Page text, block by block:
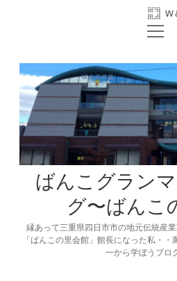
W
ホーム
プロフィ
ばんこの里
open
ばんこグラン
グ〜ばんこ
縁あって三重県四日市市の地元伝統産
「ばんこの里会館」館長になった私・
一から学ぼうブロ